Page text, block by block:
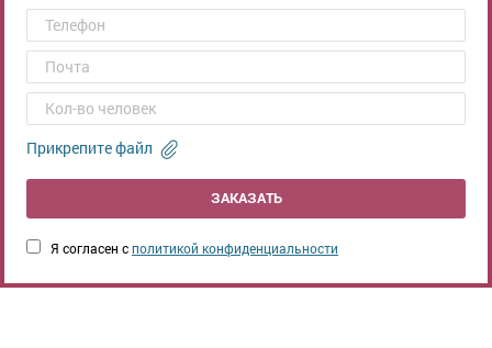
Я согласен сполитикой конфиденциальности
Прикрепите файл
ЗАКАЗАТЬ